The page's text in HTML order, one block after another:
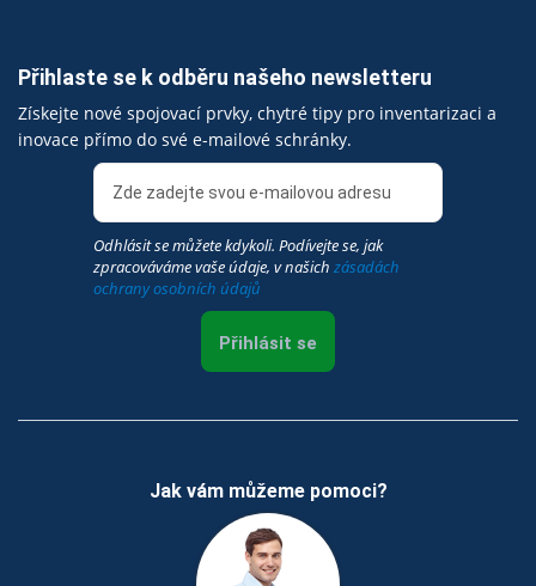
Přihlaste se k odběru našeho newsletteru
Získejte nové spojovací prvky, chytré tipy pro inventarizaci a
inovace přímo do své e-mailové schránky.
Odhlásit se můžete kdykoli. Podívejte se, jak
zpracováváme vaše údaje, v našich zásadách
ochrany osobních údajů
Přihlásit se
Jak vám můžeme pomoci?